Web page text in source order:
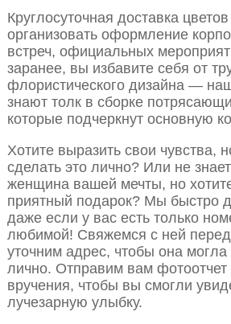
Круглосуточная доставка
организовать оформление
встреч, официальных
заранее, вы избавите себя от
флористического дизайна —
знают толк в сборке
которые подчеркнут основную
Хотите выразить свои чувства,
сделать это лично? Или не
женщина вашей мечты, но
приятный подарок? Мы быстро
даже если у вас есть только
любимой! Свяжемся с ней перед
уточним адрес, чтобы она могла
лично. Отправим вам фотоотчет
вручения, чтобы вы смогли
лучезарную улыбку.